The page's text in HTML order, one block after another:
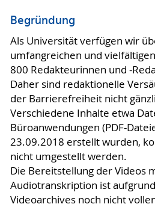
Begründung
Als Universität verfügen wir
umfangreichen und
800 Redakteurinnen und -
Daher sind redaktionelle
der Barrierefreiheit nicht
Verschiedene Inhalte etwa
Büroanwendungen (PDF-
23.09.2018 erstellt wurden,
nicht umgestellt werden.
Die Bereitstellung der Videos
Audiotranskription ist
Videoarchives noch nicht